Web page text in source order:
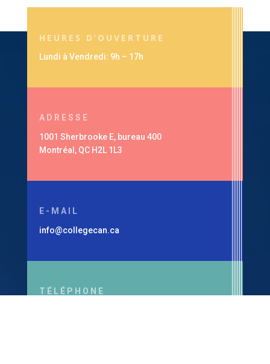
HEURES D’OUVERTURE
Lundi à Vendredi: 9h – 17h
ADRESSE
1001 Sherbrooke E, bureau 400
Montréal, QC H2L 1L3
E-MAIL
info@collegecan.ca
TÉLÉPHONE